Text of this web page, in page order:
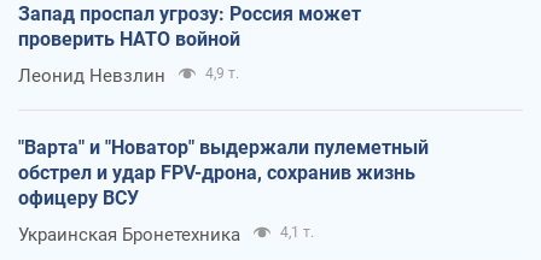
Запад проспал угрозу: Россия может
проверить НАТО войной
Леонид Невзлин 4,9 т.
"Варта" и "Новатор" выдержали пулеметный
обстрел и удар FPV-дрона, сохранив жизнь
офицеру ВСУ
Украинская Бронетехника 4,1 т.